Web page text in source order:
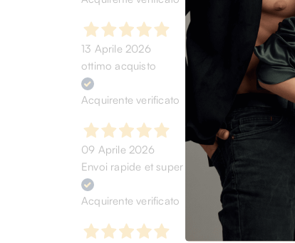
13 Aprile 2026
ottimo acquisto
Acquirente verificato
09 Aprile 2026
Envoi rapide et super prix pour les sneakers
Acquirente verificato